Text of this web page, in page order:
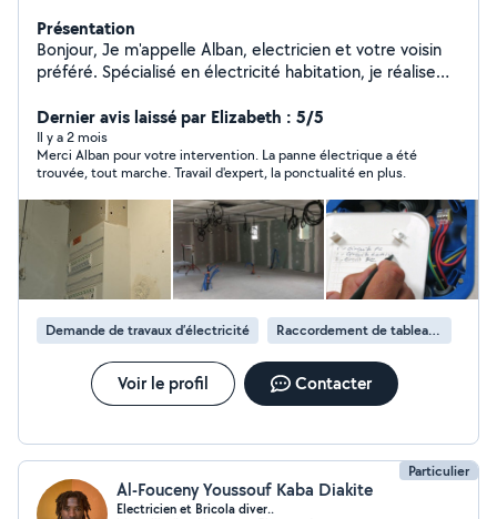
Présentation
Bonjour, Je m'appelle Alban, electricien et votre voisin
préféré. Spécialisé en électricité habitation, je réalise
rénovation complète, réparation et entretien.
Expérience solide en fibre optique (principalement sur
grandes lignes transport, D1, D2 et en peu de D3).
Professionnel, sérieux et réactif, je suis disponible
rapidement. Devis et conseil gratuits.
Dernier avis laissé par Elizabeth : 5/5
Il y a 2 mois
Merci Alban pour votre intervention. La panne électrique a été
trouvée, tout marche. Travail d'expert, la ponctualité en plus.
Demande de travaux d’électricité Raccordement de tableau électrique
Voir le profil Contacter
Particulier
Al-Fouceny Youssouf Kaba Diakite
Electricien et Bricola diver..